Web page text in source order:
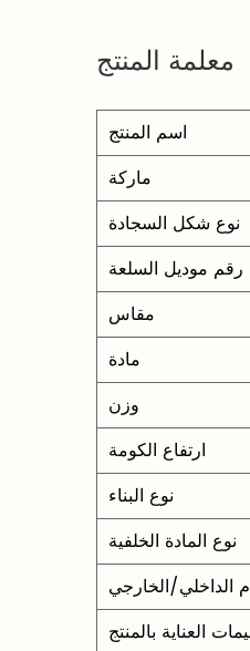
مدخل.
معلمة المنتج
اسم المنتج
ماركة
نوع شكل السجادة
رقم موديل السلعة
مقاس
مادة
وزن
ارتفاع الكومة
نوع البناء
نوع المادة الخلفية
الداخلي/الخارجي
العناية بالمنتج